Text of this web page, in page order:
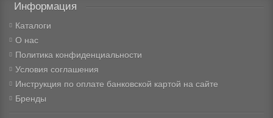
Информация
Каталоги
О нас
Политика конфиденциальности
Условия соглашения
Инструкция по оплате банковской картой на сайте
Бренды